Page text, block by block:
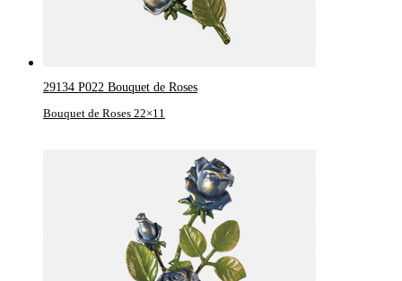
29134 P022 Bouquet de Roses
Bouquet de Roses 22×11